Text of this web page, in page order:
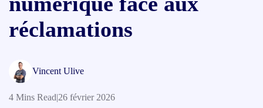
réclamations
Vincent Ulive
4 Mins Read|26 février 2026